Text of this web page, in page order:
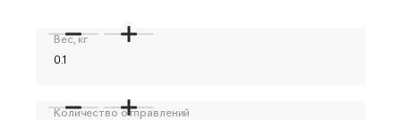
Вес, кг
Количество отправлений